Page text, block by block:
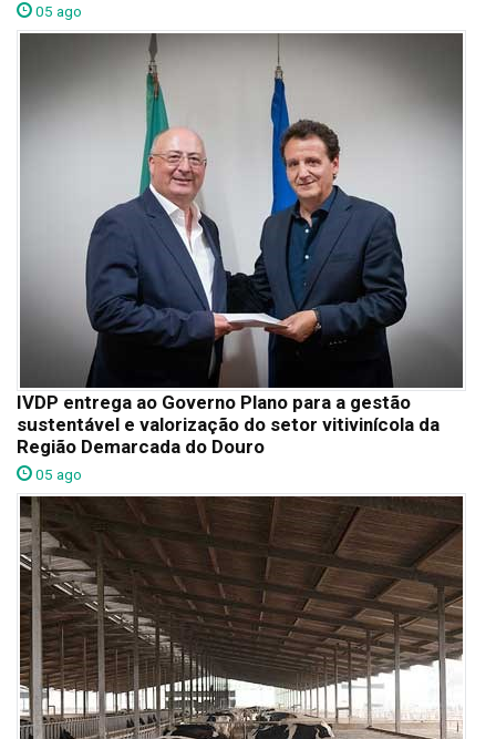
05 ago
IVDP entrega ao Governo Plano para a gestão
sustentável e valorização do setor vitivinícola da
Região Demarcada do Douro
05 ago